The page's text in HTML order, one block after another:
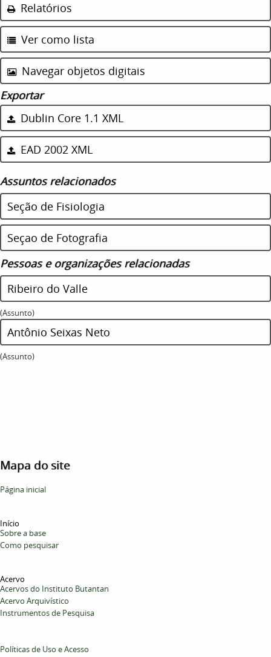
Relatórios
Ver como lista
Navegar objetos digitais
Exportar
Dublin Core 1.1 XML
EAD 2002 XML
Assuntos relacionados
Seção de Fisiologia
Seçao de Fotografia
Pessoas e organizações relacionadas
Ribeiro do Valle
(Assunto)
Antônio Seixas Neto
(Assunto)
Mapa do site
Página inicial
Início
Sobre a base
Como pesquisar
Acervo
Acervos do Instituto Butantan
Acervo Arquivístico
Instrumentos de Pesquisa
Políticas de Uso e Acesso